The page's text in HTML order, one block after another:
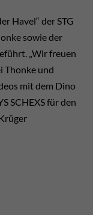
Havel“ der STG
sowie der
„Wir freuen
Thonke und
mit dem Dino
SCHEXS für den